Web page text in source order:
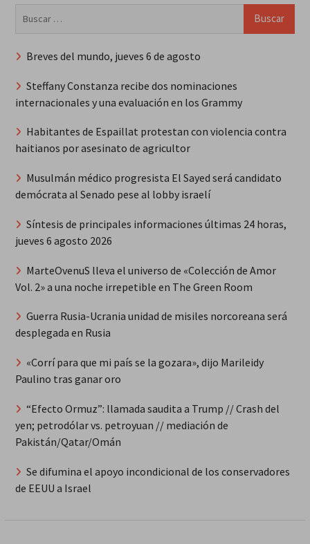
Breves del mundo, jueves 6 de agosto
Steffany Constanza recibe dos nominaciones
internacionales y una evaluación en los Grammy
Habitantes de Espaillat protestan con violencia contra
haitianos por asesinato de agricultor
Musulmán médico progresista El Sayed será candidato
demócrata al Senado pese al lobby israelí
Síntesis de principales informaciones últimas 24 horas,
jueves 6 agosto 2026
MarteOvenuS lleva el universo de «Colección de Amor
Vol. 2» a una noche irrepetible en The Green Room
Guerra Rusia-Ucrania unidad de misiles norcoreana será
desplegada en Rusia
«Corrí para que mi país se la gozara», dijo Marileidy
Paulino tras ganar oro
“Efecto Ormuz”: llamada saudita a Trump // Crash del
yen; petrodólar vs. petroyuan // mediación de
Pakistán/Qatar/Omán
Se difumina el apoyo incondicional de los conservadores
de EEUU a Israel